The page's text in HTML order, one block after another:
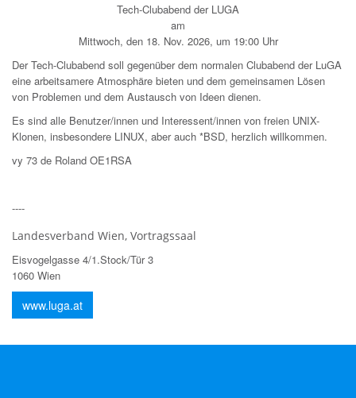
Tech-Clubabend der LUGA
am
Mittwoch, den 18. Nov. 2026, um 19:00 Uhr
Der Tech-Clubabend soll gegenüber dem normalen Clubabend der LuGA
eine arbeitsamere Atmosphäre bieten und dem gemeinsamen Lösen
von Problemen und dem Austausch von Ideen dienen.
Es sind alle Benutzer/innen und Interessent/innen von freien UNIX-
Klonen, insbesondere LINUX, aber auch *BSD, herzlich willkommen.
vy 73 de Roland OE1RSA
----
Landesverband Wien, Vortragssaal
Eisvogelgasse 4/1.Stock/Tür 3
1060 Wien
www.luga.at